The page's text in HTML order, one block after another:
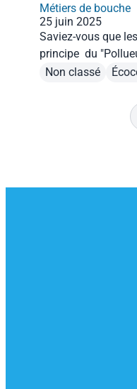
Métiers de bouche
25 juin 2025
Saviez-vous que
principe du
d'élaborer un plan
Non classé